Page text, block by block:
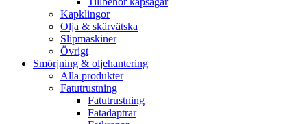
Kapklingor
Olja & skärvätska
Slipmaskiner
Övrigt
Smörjning & oljehantering
Alla produkter
Fatutrustning
Fatutrustning
Fatadaptrar